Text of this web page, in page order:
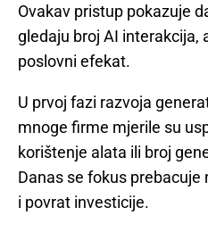
Ovakav pristup pokazuje
gledaju broj AI interakcija,
poslovni efekat.
U prvoj fazi razvoja
mnoge firme mjerile su
korištenje alata ili broj
Danas se fokus
i povrat investicije.